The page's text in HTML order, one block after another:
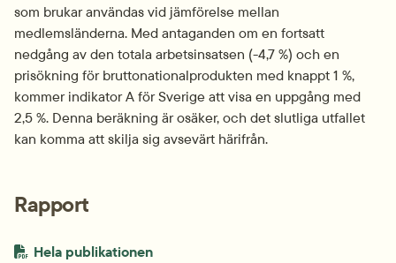
som brukar användas vid jämförelse mellan
medlemsländerna. Med antaganden om en fortsatt
nedgång av den totala arbetsinsatsen (-4,7 %) och en
prisökning för bruttonationalprodukten med knappt 1 %,
kommer indikator A för Sverige att visa en uppgång med
2,5 %. Denna beräkning är osäker, och det slutliga utfallet
kan komma att skilja sig avsevärt härifrån.
Rapport
PDF-fil.
Hela publikationenpdf, 594.6 kB.